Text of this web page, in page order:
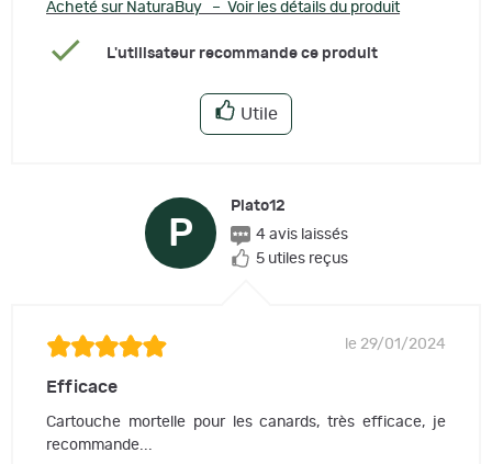
Acheté sur NaturaBuy – Voir les détails du produit
L'utilisateur recommande ce produit
Utile
P
Plato12
4 avis laissés
5 utiles reçus
le 29/01/2024
Efficace
Cartouche mortelle pour les canards, très efficace, je
recommande...